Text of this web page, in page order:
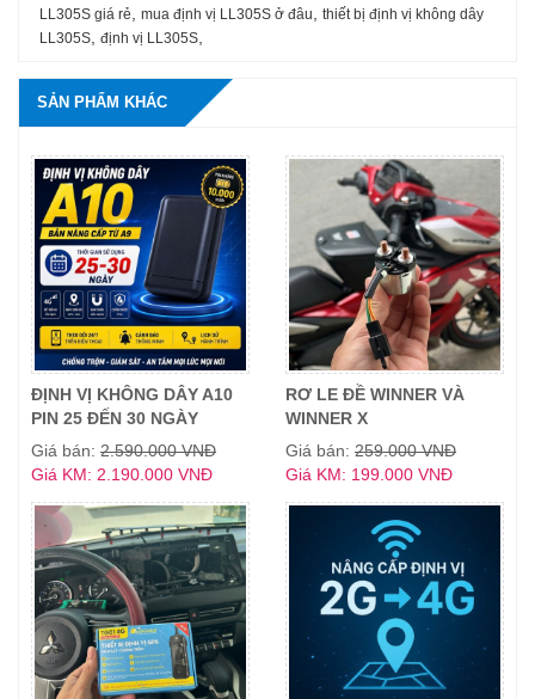
LL305S giá rẻ
mua định vị LL305S ở đâu
thiết bị định vị không dây
LL305S định vị LL305S
SẢN PHẨM KHÁC
ĐỊNH VỊ KHÔNG DÂY A10
PIN 25 ĐẾN 30 NGÀY
Giá bán: 2.590.000 VNĐ
Giá KM: 2.190.000 VNĐ
RƠ LE ĐỀ WINNER VÀ
WINNER X
Giá bán: 259.000 VNĐ
Giá KM: 199.000 VNĐ